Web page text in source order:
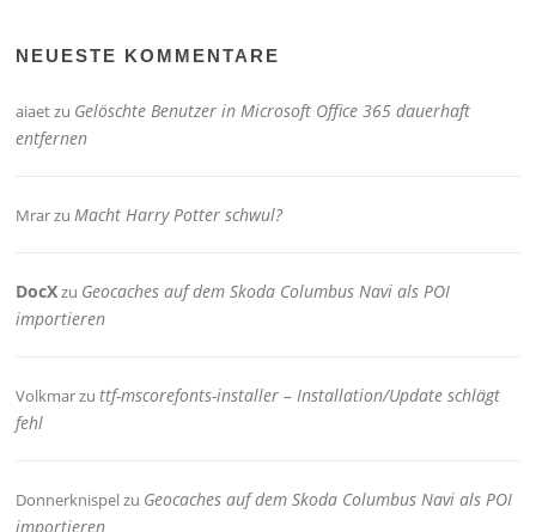
NEUESTE KOMMENTARE
aiaetzu Gelöschte Benutzer in Microsoft Office 365 dauerhaft
entfernen
Mrarzu Macht Harry Potter schwul?
DocXzu Geocaches auf dem Skoda Columbus Navi als POI
importieren
Volkmarzuttf-mscorefonts-installer – Installation/Update schlägt
fehl
Donnerknispelzu Geocaches auf dem Skoda Columbus Navi als POI
importieren